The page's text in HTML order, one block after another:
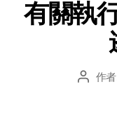
有關執
作